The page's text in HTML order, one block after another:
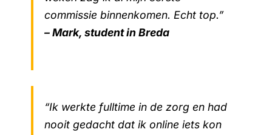
commissie binnenkomen. Echt top.”
– Mark, student in Breda
“Ik werkte fulltime in de zorg en had
nooit gedacht dat ik online iets kon